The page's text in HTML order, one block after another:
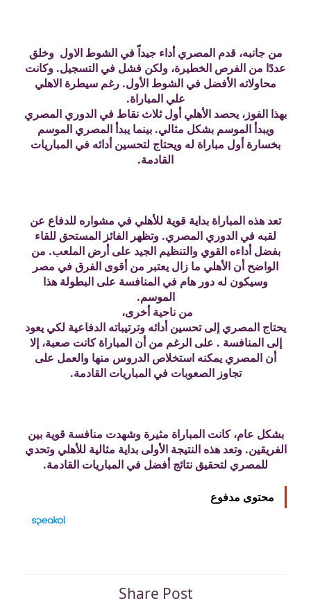
من جانبه، قدم المصري أداء جيداً في الشوط الاول وخلق
عددًا من الفرص الخطيرة، ولكن فشل في التسجيل. وكانت
محاولاته الأفضل في الشوط الأول. رغم سيطرة الاهلي
علي المباراة.
بهذا الفوز، يحصد الأهلي أول ثلاث نقاط في الدوري المصري
ويبدأ الموسم بشكل مثالي. بينما يبدأ المصري الموسم
بخسارة أول مباراة له ويحتاج لتحسين أدائه في المباريات
القادمة.
تعد هذه المباراة بداية قوية للأهلي في مشواره للدفاع عن
لقبه في الدوري المصري. وتظهر الفائز المستحق للقاء
بفضل أداءه القوي والتنظيم الجيد على أرض الملعب. من
الواضح أن الأهلي ما زال يعتبر من أقوى الفرق في مصر
وسيكون له دور هام في المنافسة على البطولة هذا
الموسم.
من ناحية أخرى،
يحتاج المصري إلى تحسين أدائه وترتيباته الدفاعية لكي يعود
إلى المنافسة . على الرغم من أن المباراة كانت صعبة، إلا
أن المصري يمكنه استخلاص الدروس منها والعمل على
تجاوز الصعوبات في المباريات القادمة.
بشكل عام، كانت المباراة مثيرة وشهدت منافسة قوية بين
الفريقين. وتعد هذه النتيجة الأولى بداية مثالية للأهلي وتحدي
للمصري لتحقيق نتائج أفضل في المباريات القادمة.
محتوى مدفوع
Share Post